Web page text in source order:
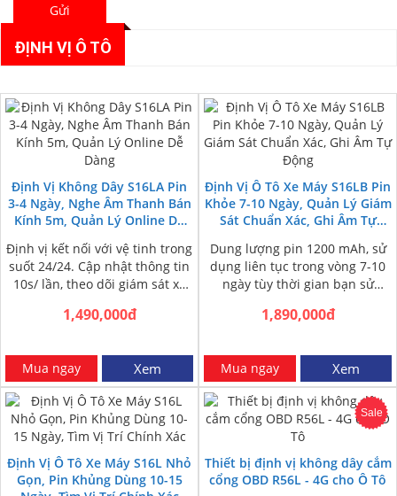
Gửi
ĐỊNH VỊ Ô TÔ
Định Vị Không Dây S16LA Pin
3-4 Ngày, Nghe Âm Thanh Bán
Kính 5m, Quản Lý Online Dễ
Định vị kết nối với vệ tinh trong
suốt 24/24. Cập nhật thông tin
10s/ lần, theo dõi giám sát xe
1,490,000đ
Mua ngay Xem
Định Vị Ô Tô Xe Máy S16LB Pin
Khỏe 7-10 Ngày, Quản Lý Giám
Sát Chuẩn Xác, Ghi Âm Tự
Dung lượng pin 1200 mAh, sử
dụng liên tục trong vòng 7-10
ngày tùy thời gian bạn sử
1,890,000đ
Mua ngay Xem
Định Vị Ô Tô Xe Máy S16L Nhỏ
Gọn, Pin Khủng Dùng 10-15
Sale
Thiết bị định vị không dây cắm
cổng OBD R56L - 4G cho Ô Tô